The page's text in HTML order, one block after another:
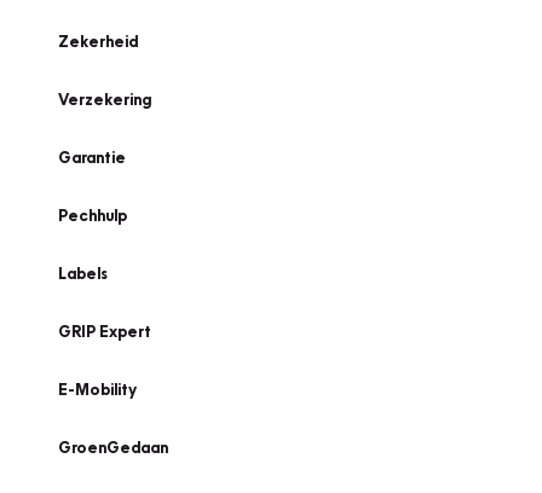
Zekerheid
Verzekering
Garantie
Pechhulp
Labels
GRIP Expert
E-Mobility
GroenGedaan